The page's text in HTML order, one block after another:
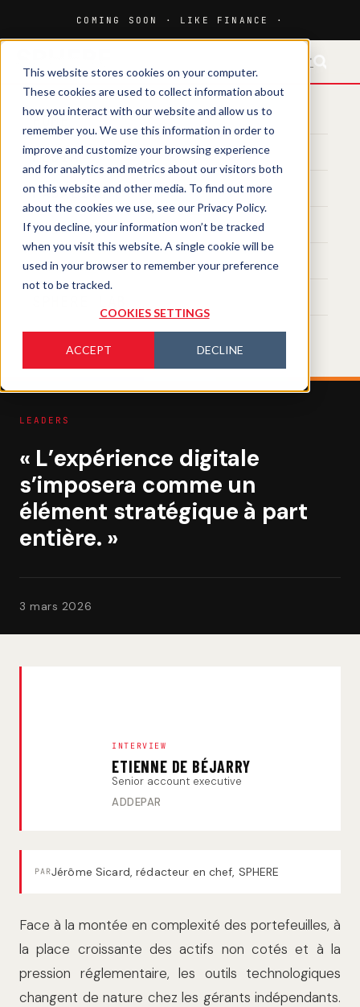
This website stores cookies on your computer.
These cookies are used to collect information about
how you interact with our website and allow us to
remember you. We use this information in order to
improve and customize your browsing experience
and for analytics and metrics about our visitors both
on this website and other media. To find out more
about the cookies we use, see our Privacy Policy.
If you decline, your information won’t be tracked
when you visit this website. A single cookie will be
used in your browser to remember your preference
not to be tracked.
COOKIES SETTINGS
ACCEPT DECLINE
HOME
MEDIA
MAGAZINE
EVENTS
TRAINING
LEADERS
« L’expérience digitale
s’imposera comme un
élément stratégique à part
entière. »
3 mars 2026
INTERVIEW
ETIENNE DE BÉJARRY
Senior account executive
ADDEPAR
PARJérôme Sicard, rédacteur en chef, SPHERE
Face à la montée en complexité des portefeuilles, à
la place croissante des actifs non cotés et à la
pression réglementaire, les outils technologiques
changent de nature chez les gérants indépendants.